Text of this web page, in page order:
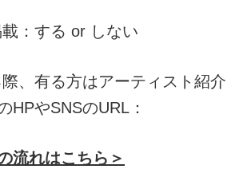
：する or しない
、有る方はアーティスト紹介
HPやSNSのURL：
流れはこちら＞